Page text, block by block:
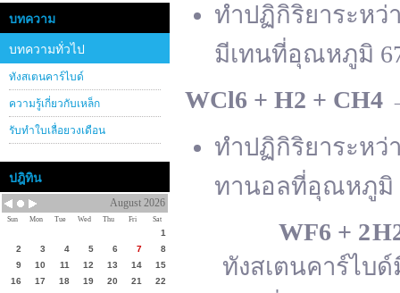
บทความ
บทความทั่วไป
ทังสเตนคาร์ไบด์
ความรู้เกี่ยวกับเหล็ก
รับทำใบเลื่อยวงเดือน
ปฎิทิน
August 2026
Sun Mon Tue Wed Thu Fri Sat
1
2
3 4 5 6 7
8
9
10 11 12 13 14
15
16
17 18 19 20 21
22
ทำปฏิกิริยาระหว่
มีเทนที่อุณหภูมิ
WCl6 + H2 + CH4
ทำปฏิกิริยาระหว่
ทานอลที่อุณหภูมิ
WF6 + 2 H
ทังสเตนคาร์ไบด์มี